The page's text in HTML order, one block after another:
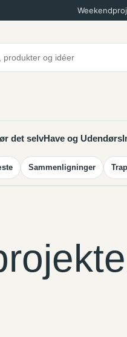
Små greb til mere
det selvHave og Udendørs
Sammenligninger